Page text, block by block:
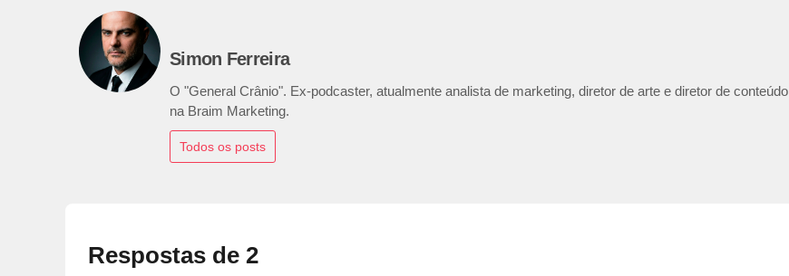
Simon Ferreira
O "General Crânio". Ex-podcaster, atualmente analista de marketing, diretor de arte e diretor de conteúdo
na Braim Marketing.
Todos os posts
Respostas de 2